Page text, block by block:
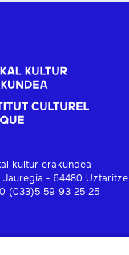
kultur erakundea
Jauregia - 64480 Uztaritze
(033)5 59 93 25 25